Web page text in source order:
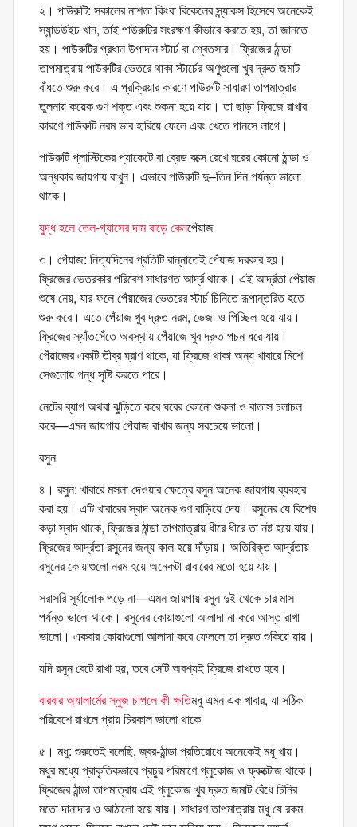
২। পাউরুটি: সকালের নাশতা কিংবা বিকেলের স্ন্যাকস হিসেবে অনেকেই
স্যান্ডউইচ খান, তাই পাউরুটির সংরক্ষণ কীভাবে করতে হয়, তা জানতে
হয়। পাউরুটির প্রধান উপাদান স্টার্চ বা শ্বেতসার। ফ্রিজের ঠান্ডা
তাপমাত্রায় পাউরুটির ভেতরে থাকা স্টার্চের অণুগুলো খুব দ্রুত জমাট
বাঁধতে শুরু করে। এ প্রক্রিয়ার কারণে পাউরুটি সাধারণ তাপমাত্রার
তুলনায় কয়েক গুণ শক্ত এবং শুকনা হয়ে যায়। তা ছাড়া ফ্রিজে রাখার
কারণে পাউরুটি নরম ভাব হারিয়ে ফেলে এবং খেতে পানসে লাগে।
পাউরুটি প্লাস্টিকের প্যাকেটে বা ব্রেড বক্সে রেখে ঘরের কোনো ঠান্ডা ও
অন্ধকার জায়গায় রাখুন। এভাবে পাউরুটি দু–তিন দিন পর্যন্ত ভালো
থাকে।
যুদ্ধ হলে তেল-গ্যাসের দাম বাড়ে কেনপেঁয়াজ
৩। পেঁয়াজ: নিত্যদিনের প্রতিটি রান্নাতেই পেঁয়াজ দরকার হয়।
ফ্রিজের ভেতরকার পরিবেশ সাধারণত আর্দ্র থাকে। এই আর্দ্রতা পেঁয়াজ
শুষে নেয়, যার ফলে পেঁয়াজের ভেতরের স্টার্চ চিনিতে রূপান্তরিত হতে
শুরু করে। এতে পেঁয়াজ খুব দ্রুত নরম, ভেজা ও পিচ্ছিল হয়ে যায়।
ফ্রিজের স্যাঁতসেঁতে অবস্থায় পেঁয়াজে খুব দ্রুত পচন ধরে যায়।
পেঁয়াজের একটি তীব্র ঘ্রাণ থাকে, যা ফ্রিজে থাকা অন্য খাবারে মিশে
সেগুলোয় গন্ধ সৃষ্টি করতে পারে।
নেটের ব্যাগ অথবা ঝুড়িতে করে ঘরের কোনো শুকনা ও বাতাস চলাচল
করে—এমন জায়গায় পেঁয়াজ রাখার জন্য সবচেয়ে ভালো।
রসুন
৪। রসুন: খাবারে মসলা দেওয়ার ক্ষেত্রে রসুন অনেক জায়গায় ব্যবহার
করা হয়। এটি খাবারের স্বাদ অনেক গুণ বাড়িয়ে দেয়। রসুনের যে বিশেষ
কড়া স্বাদ থাকে, ফ্রিজের ঠান্ডা তাপমাত্রায় ধীরে ধীরে তা নষ্ট হয়ে যায়।
ফ্রিজের আর্দ্রতা রসুনের জন্য কাল হয়ে দাঁড়ায়। অতিরিক্ত আর্দ্রতায়
রসুনের কোয়াগুলো নরম হয়ে অনেকটা রাবারের মতো হয়ে যায়।
সরাসরি সূর্যালোক পড়ে না—এমন জায়গায় রসুন দুই থেকে চার মাস
পর্যন্ত ভালো থাকে। রসুনের কোয়াগুলো আলাদা না করে আস্ত রাখা
ভালো। একবার কোয়াগুলো আলাদা করে ফেললে তা দ্রুত শুকিয়ে যায়।
যদি রসুন বেটে রাখা হয়, তবে সেটি অবশ্যই ফ্রিজে রাখতে হবে।
বারবার অ্যালার্মের স্নুজ চাপলে কী ক্ষতিমধু এমন এক খাবার, যা সঠিক
পরিবেশে রাখলে প্রায় চিরকাল ভালো থাকে
৫। মধু: শুরুতেই বলেছি, জ্বর-ঠান্ডা প্রতিরোধে অনেকেই মধু খায়।
মধুর মধ্যে প্রাকৃতিকভাবে প্রচুর পরিমাণে গ্লুকোজ ও ফ্রুক্টোজ থাকে।
ফ্রিজের ঠান্ডা তাপমাত্রায় এই গ্লুকোজ খুব দ্রুত জমাট বেঁধে চিনির
মতো দানাদার ও আঠালো হয়ে যায়। সাধারণ তাপমাত্রায় মধু যে রকম